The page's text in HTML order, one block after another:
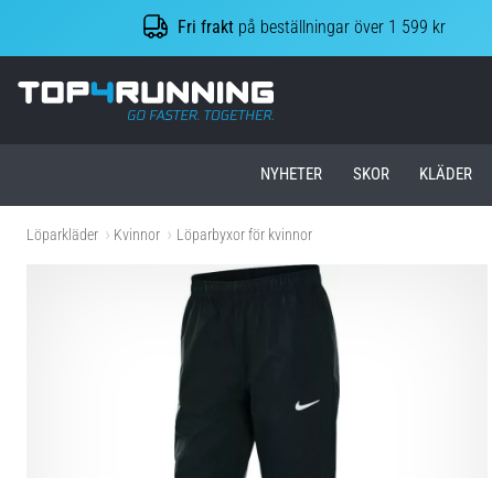
Fri frakt på beställningar över 1 599 kr
Top4Running.se
NYHETER SKOR KLÄDER
Löparkläder Kvinnor Löparbyxor för kvinnor